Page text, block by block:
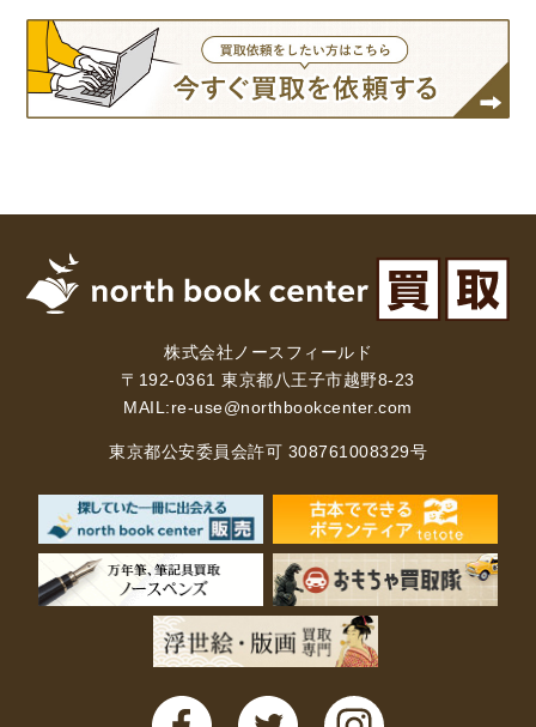
他建築・芸術
住宅建築
写真 ・絵画 ・美術
建築家・建設・建築構造
彫刻・工芸
日本の伝統文化
東洋の建築
科学書・工学書・コンピュータ書籍
海洋学
生物・バイオテクノロジー
金属・鉱学
電気・通信
IT・テクノロジー・コンピュータ
他理工書
化学 地球科学・エコロジー
医学書・東洋医学書
歯学書・歯科衛生士 看護学書
眼科学
精神医学書
臨床医学一般
薬学書
針灸・漢方
リハビリテーション医学
伝統医学・東洋医学
基礎医学
小児科学
株式会社ノースフィールド
〒192-0361 東京都八王子市越野8-23
MAIL:re-use@northbookcenter.com
東京都公安委員会許可 308761008329号